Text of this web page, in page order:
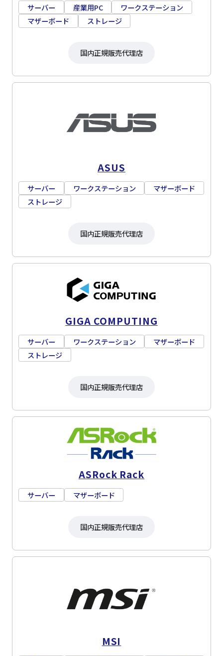
サーバー 産業用PC
ワークステーション
マザーボード
ストレージ
国内正規販売代理店
ASUS
サーバー ワークステーション
マザーボード
ストレージ
国内正規販売代理店
GIGA COMPUTING
サーバー ワークステーション
マザーボード
ストレージ
国内正規販売代理店
ASRock Rack
サーバー マザーボード
国内正規販売代理店
MSI